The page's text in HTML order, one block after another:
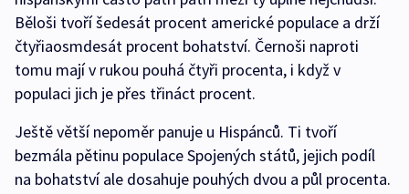
Běloši tvoří šedesát procent americké populace a drží
čtyřiaosmdesát procent bohatství. Černoši naproti
tomu mají v rukou pouhá čtyři procenta, i když v
populaci jich je přes třináct procent.
Ještě větší nepoměr panuje u Hispánců. Ti tvoří
bezmála pětinu populace Spojených států, jejich podíl
na bohatství ale dosahuje pouhých dvou a půl procenta.